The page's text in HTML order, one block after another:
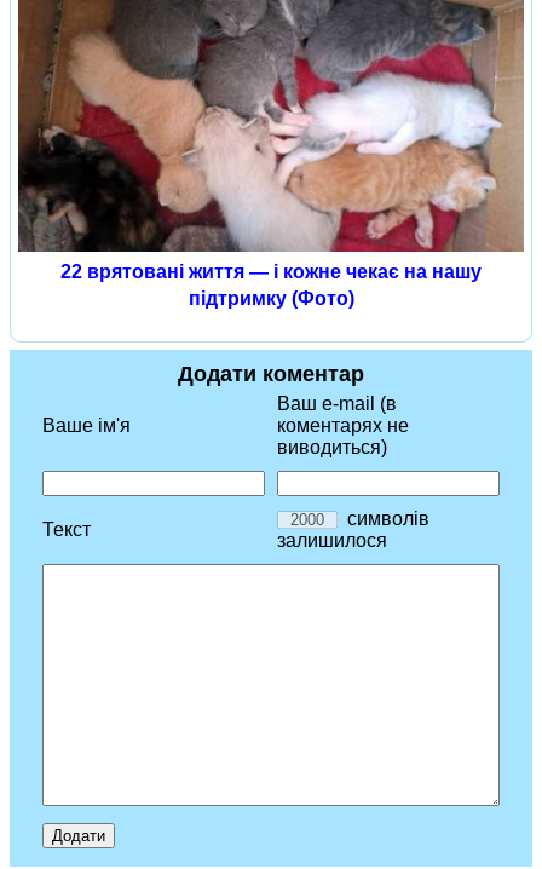
22 врятовані життя — і кожне чекає на нашу
підтримку (Фото)
Додати коментар
Ваше ім'я
Ваш e-mail (в
коментарях не
виводиться)
Текст
символів
залишилося